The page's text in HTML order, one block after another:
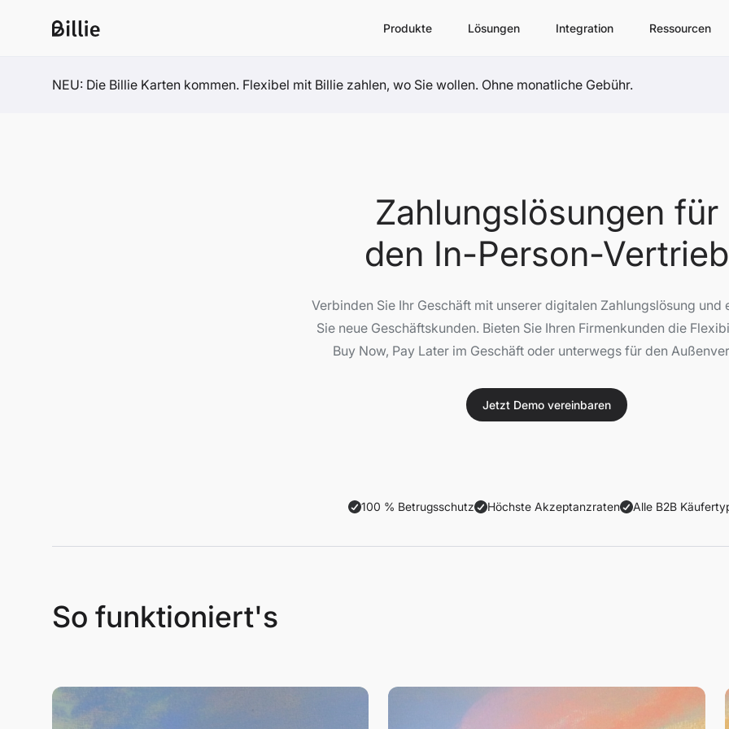
Produkte Lösungen Integration Ressourcen
NEU: Die Billie Karten kommen. Flexibel mit Billie zahlen, wo Sie wollen. Ohne monatliche Gebühr.
Zahlungslösungen für
den In-Person-Vertrieb
Verbinden Sie Ihr Geschäft mit unserer digitalen Zahlungslösung und
Sie neue Geschäftskunden. Bieten Sie Ihren Firmenkunden die
Buy Now, Pay Later im Geschäft oder unterwegs für den
Jetzt Demo vereinbaren
100 % Betrugsschutz Höchste Akzeptanzraten Alle B2B
So funktioniert's